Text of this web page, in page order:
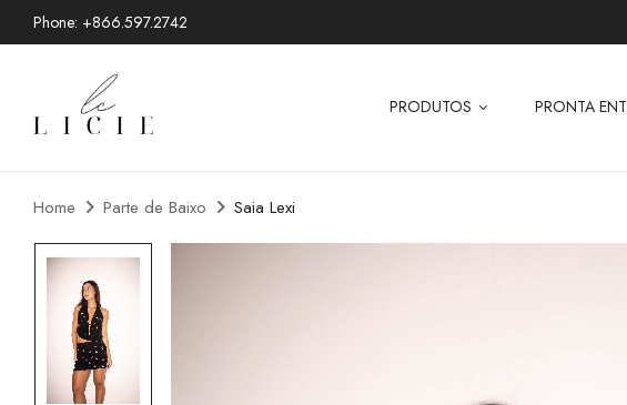
Phone: +866.597.2742
PRODUTOS PRONTA
Home Parte de Baixo Saia Lexi